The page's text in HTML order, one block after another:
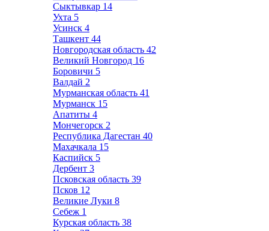
Сыктывкар 14
Ухта 5
Усинск 4
Ташкент 44
Новгородская область 42
Великий Новгород 16
Боровичи 5
Валдай 2
Мурманская область 41
Мурманск 15
Апатиты 4
Мончегорск 2
Республика Дагестан 40
Махачкала 15
Каспийск 5
Дербент 3
Псковская область 39
Псков 12
Великие Луки 8
Себеж 1
Курская область 38